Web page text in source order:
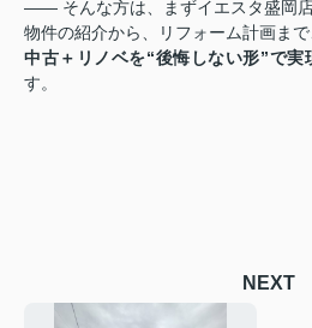
—— そんな方は、まずイエスタ盛岡店
物件の紹介から、リフォーム計画まで
中古＋リノベを“後悔しない形”で実
す。
NEXT